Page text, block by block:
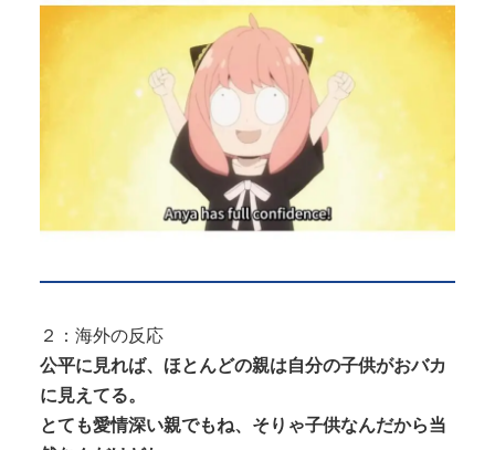
２：海外の反応
公平に見れば、ほとんどの親は自分の子供がおバカ
に見えてる。
とても愛情深い親でもね、そりゃ子供なんだから当